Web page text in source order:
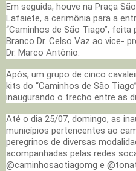
Em seguida, houve na Praça
Lafaiete, a cerimônia para a
“Caminhos de São Tiago”,
Branco Dr. Celso Vaz ao vice-
Dr. Marco Antônio.
Após, um grupo de cinco
kits do “Caminhos de São
inaugurando o trecho entre as
Até o dia 25/07, domingo, as
municípios pertencentes ao
peregrinos de diversas
acompanhadas pelas redes
@caminhosaotiagomg e